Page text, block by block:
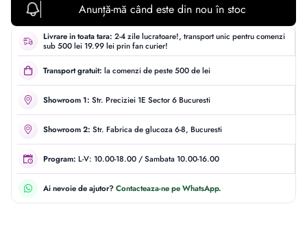
Anunță-mă când este din nou în stoc
Livrare in toata tara: 2-4 zile lucratoare!, transport unic pentru comenzi
sub 500 lei 19.99 lei prin fan curier!
Transport gratuit: la comenzi de peste 500 de lei
Showroom 1: Str. Preciziei 1E Sector 6 Bucuresti
Showroom 2: Str. Fabrica de glucoza 6-8, Bucuresti
Program: L-V: 10.00-18.00 / Sambata 10.00-16.00
Ai nevoie de ajutor?Contacteaza-ne pe WhatsApp.